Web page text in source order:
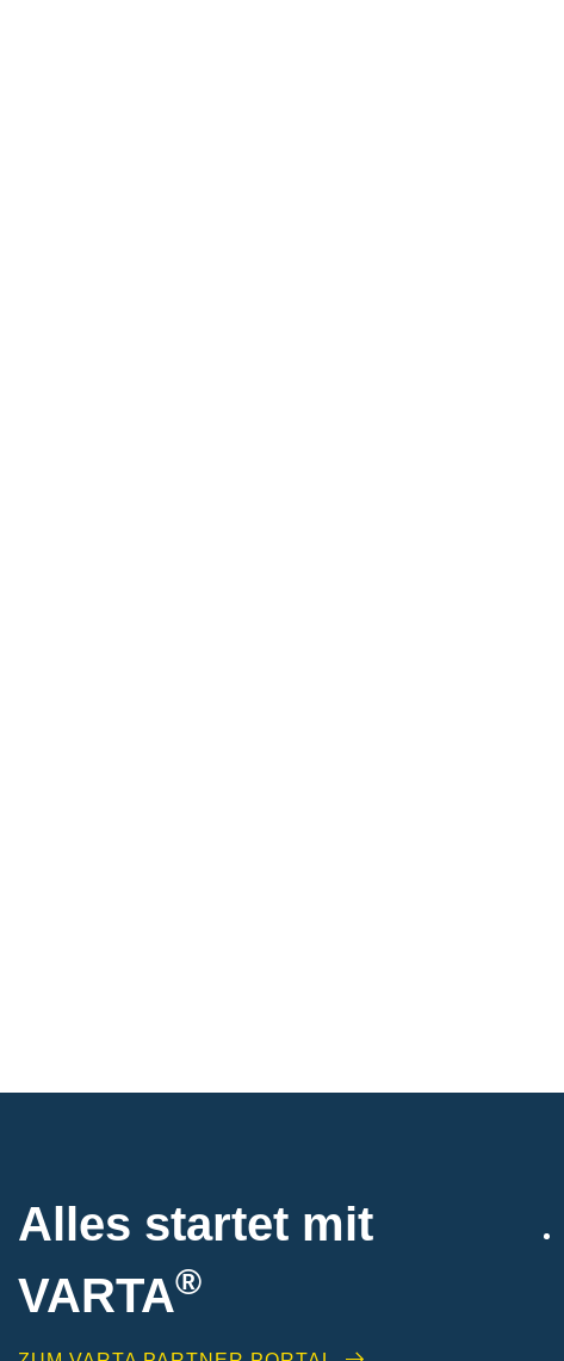
Alles startet mit
VARTA®